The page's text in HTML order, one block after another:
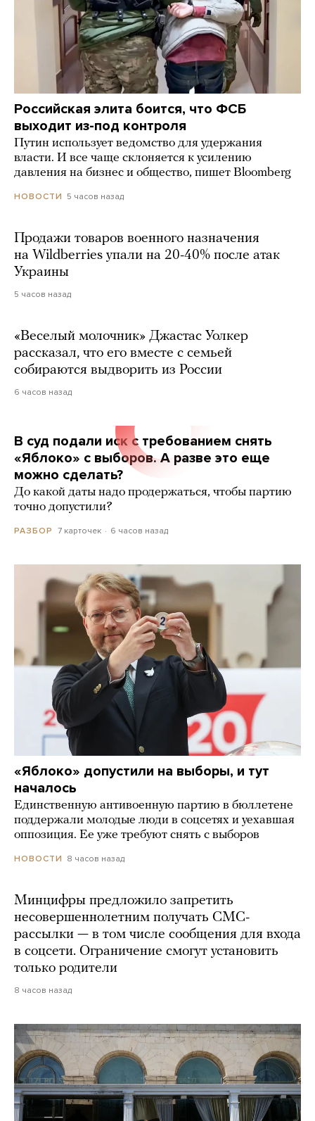
Российская элита боится, что ФСБ
выходит из-под контроля
Путин использует ведомство для удержания
власти. И все чаще склоняется к усилению
давления на бизнес и общество, пишет Bloomberg
НОВОСТИ 5 часов назад
Продажи товаров военного назначения
на Wildberries упали на 20-40% после атак
Украины
5 часов назад
«Веселый молочник» Джастас Уолкер
рассказал, что его вместе с семьей
собираются выдворить из России
6 часов назад
В суд подали иск с требованием снять
«Яблоко» с выборов. А разве это еще
можно сделать?
До какой даты надо продержаться, чтобы партию
точно допустили?
РАЗБОР 7 карточек 6 часов назад
«Яблоко» допустили на выборы, и тут
началось
Единственную антивоенную партию в бюллетене
поддержали молодые люди в соцсетях и уехавшая
оппозиция. Ее уже требуют снять с выборов
НОВОСТИ 8 часов назад
Минцифры предложило запретить
несовершеннолетним получать СМС-
рассылки — в том числе сообщения для входа
в соцсети. Ограничение смогут установить
только родители
8 часов назад